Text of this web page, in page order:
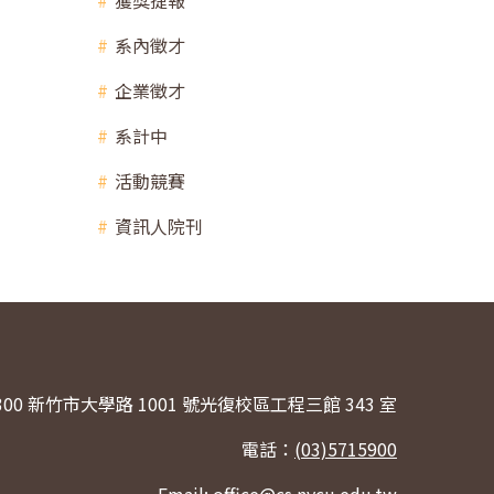
系內徵才
企業徵才
系計中
活動競賽
資訊人院刊
新竹市大學路 1001 號光復校區工程三館 343 室
電話： (03)5715900